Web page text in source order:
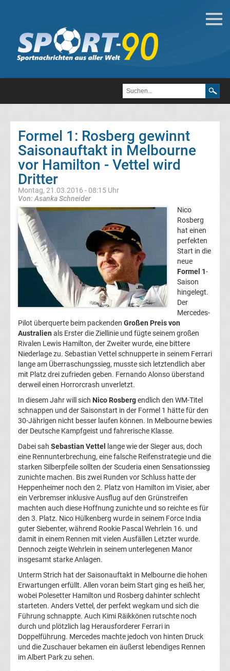
Motorsport
Formel
MotoGP
Formel
Alle
Formel
1
Weltmeister
Live
Ticker
Formel
1
heute
Ergebnisse
Top-
Aktuell
Bundesliga
Tabelle
Bundesliga
Ergebnisse
2.
Liga
Ergebnisse
Formel 1: Rosberg gewinnt
Saisonauftakt in Melbourne
vor Hamilton - Vettel wird
Dritter
Montag, 21.03.2016 - 08:15 Uhr
Von: Asanka Schneider
Nico
Rosberg
hat einen
perfekten
Start in die
neue
Formel 1-
Saison
hingelegt.
Der
Mercedes-
Pilot überquerte beim packenden Großen Preis von
Australien als Erster die Ziellinie und fügte seinem großen
Rivalen Lewis Hamilton, der Zweiter wurde, eine bittere
Niederlage zu. Sebastian Vettel schnupperte in seinem Ferrari
lange am Überraschungssieg, musste sich letztendlich aber
mit Platz drei zufrieden geben. Fernando Alonso überstand
derweil einen Horrorcrash unverletzt.
In diesem Jahr will sich Nico Rosbergendlich den WM-Titel
schnappen und der Saisonstart in der Formel 1 hätte für den
30-Jährigen nicht besser laufen können. In Melbourne bewies
der Deutsche Kampfgeist und fahrerische Klasse.
Dabei sah Sebastian Vettel
lange wie der Sieger aus, doch
eine Rennunterbrechung, eine falsche Reifenstrategie und die
starken Silberpfeile sollten der Scuderia einen Sensationssieg
zunichte machen. Bis zwei Runden vor Schluss hatte der
Heppenheimer noch den 2. Platz von Hamilton im Visier, aber
ein Verbremser inklusive Ausflug auf den Grünstreifen
machten auch diese Hoffnung zunichte und so reichte es für
den 3. Platz. Nico Hülkenberg wurde in seinem Force India
guter Siebenter, während Rookie Pascal Wehrlein 16. und
damit in einem Rennen mit vielen Ausfällen Letzter wurde.
Dennoch zeigte Wehrlein in seinem unterlegenen Manor
insgesamt starke Anlagen.
Unterm Strich hat der Saisonauftakt in Melbourne die hohen
Erwartungen erfüllt. Allen voran beim Start ging es heiß her,
wobei Polesetter Hamilton und Rosberg dahinter schlecht
starteten. Anders Vettel, der perfekt wegkam und sich die
Führung schnappte. Auch Kimi Räikkönen rutschte noch
durch und plötzlich lag Herausforderer Ferrari in
Doppelführung. Mercedes machte jedoch von hinten Druck
und die Zuschauer bekamen ein äußerst lebendiges Rennen
im Albert Park zu sehen.